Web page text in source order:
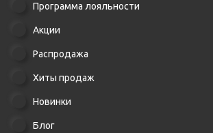
Программа лояльности
Акции
Распродажа
Хиты продаж
Новинки
Блог